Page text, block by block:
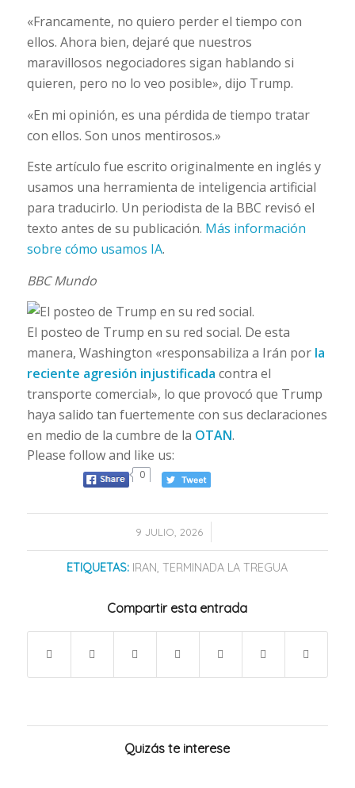
«Francamente, no quiero perder el tiempo con
ellos. Ahora bien, dejaré que nuestros
maravillosos negociadores sigan hablando si
quieren, pero no lo veo posible», dijo Trump.
«En mi opinión, es una pérdida de tiempo tratar
con ellos. Son unos mentirosos.»
Este artículo fue escrito originalmente en inglés y
usamos una herramienta de inteligencia artificial
para traducirlo. Un periodista de la BBC revisó el
texto antes de su publicación. Más información
sobre cómo usamos IA.
BBC Mundo
El posteo de Trump en su red social. De esta
manera, Washington «responsabiliza a Irán porla
reciente agresión injustificada contra el
transporte comercial», lo que provocó que Trump
haya salido tan fuertemente con sus declaraciones
en medio de la cumbre de la OTAN.
Please follow and like us:
0
9 JULIO, 2026
ETIQUETAS: IRAN ,TERMINADA LA TREGUA
Compartir esta entrada
Quizás te interese